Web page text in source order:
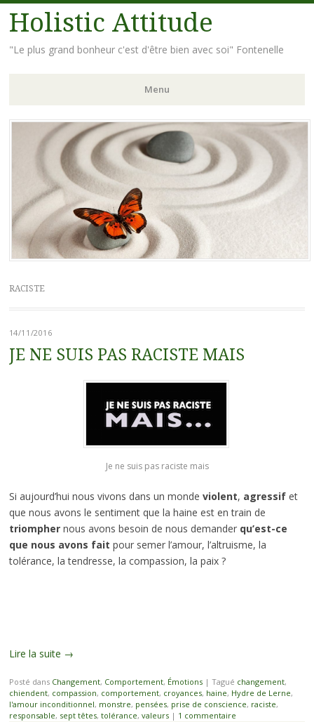
Holistic Attitude
"Le plus grand bonheur c'est d'être bien avec soi" Fontenelle
Menu
Aller
principal
RACISTE
14/11/2016
JE NE SUIS PAS RACISTE MAIS
Je ne suis pas raciste mais
Si aujourd’hui nous vivons dans un monde violent, agressifet
que nous avons le sentiment que la haine est en train de
triomphernous avons besoin de nous demander qu’est-ce
que nous avons fait pour semer l’amour, l’altruisme, la
tolérance, la tendresse, la compassion, la paix ?
Lire la suite →
Posté dans Changement, Comportement, Émotions | Tagué changement,
chiendent, compassion, comportement, croyances, haine, Hydre de Lerne,
l'amour inconditionnel, monstre, pensées, prise de conscience, raciste,
responsable, sept têtes, tolérance, valeurs | 1 commentaire